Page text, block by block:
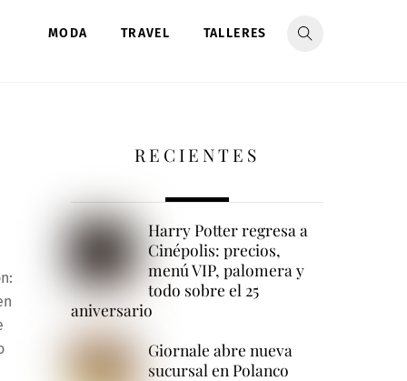
MODA TRAVEL TALLERES
RECIENTES
Harry Potter regresa a
Cinépolis: precios,
menú VIP, palomera y
todo sobre el 25
aniversario
Giornale abre nueva
sucursal en Polanco